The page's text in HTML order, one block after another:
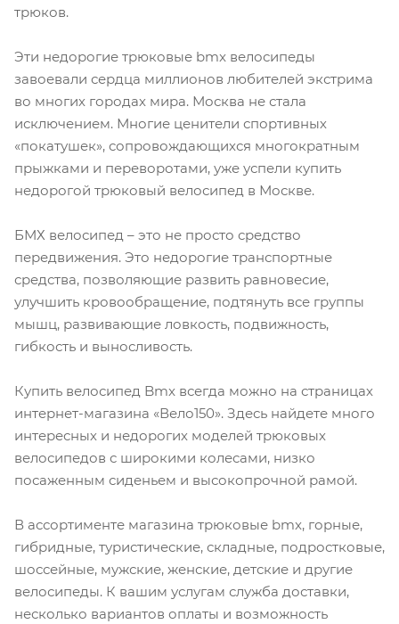
трюков.
Эти недорогие трюковые bmx велосипеды
завоевали сердца миллионов любителей экстрима
во многих городах мира. Москва не стала
исключением. Многие ценители спортивных
«покатушек», сопровождающихся многократным
прыжками и переворотами, уже успели купить
недорогой трюковый велосипед в Москве.
БМХ велосипед – это не просто средство
передвижения. Это недорогие транспортные
средства, позволяющие развить равновесие,
улучшить кровообращение, подтянуть все группы
мышц, развивающие ловкость, подвижность,
гибкость и выносливость.
Купить велосипед Bmx всегда можно на страницах
интернет-магазина «Вело150». Здесь найдете много
интересных и недорогих моделей трюковых
велосипедов с широкими колесами, низко
посаженным сиденьем и высокопрочной рамой.
В ассортименте магазина трюковые bmx, горные,
гибридные, туристические, складные, подростковые,
шоссейные, мужские, женские, детские и другие
велосипеды. К вашим услугам служба доставки,
несколько вариантов оплаты и возможность